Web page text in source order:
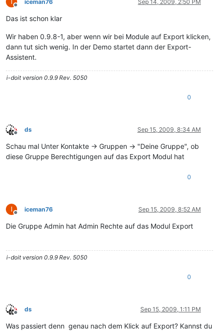
Offline
iceman76 Sep 14, 2009, 2:50 PM
Das ist schon klar
Wir haben 0.9.8-1, aber wenn wir bei Module auf Export klicken,
dann tut sich wenig. In der Demo startet dann der Export-
Assistent.
i-doit version 0.9.9 Rev. 5050
0
Offline
ds Sep 15, 2009, 8:34 AM
Schau mal Unter Kontakte -> Gruppen -> "Deine Gruppe", ob
diese Gruppe Berechtigungen auf das Export Modul hat
0
I
Offline
iceman76 Sep 15, 2009, 8:52 AM
Die Gruppe Admin hat Admin Rechte auf das Modul Export
i-doit version 0.9.9 Rev. 5050
0
Offline
ds Sep 15, 2009, 1:11 PM
Was passiert denn genau nach dem Klick auf Export? Kannst du